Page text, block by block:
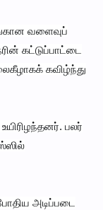
வளைவுப்
கட்டுப்பாட்டை
கவிழ்ந்து
பலர்
அடிப்படை